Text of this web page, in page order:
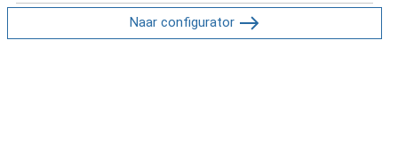
Naar configurator